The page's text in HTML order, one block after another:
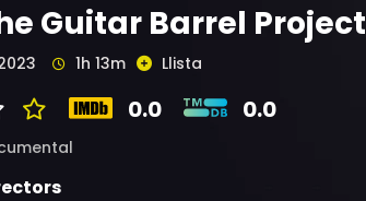
Guitar Barrel Project
1h 13m Llista
0.0 0.0